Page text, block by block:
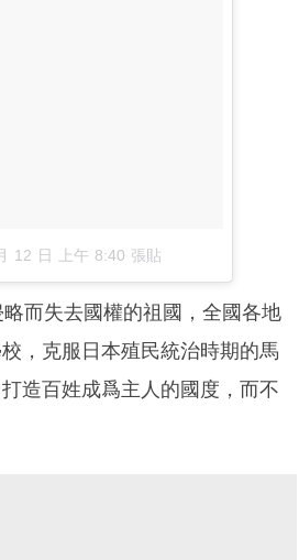
12 日 上午 8:40 張貼
而失去國權的祖國，全國各地
，克服日本殖民統治時期的馬
造百姓成爲主人的國度，而不